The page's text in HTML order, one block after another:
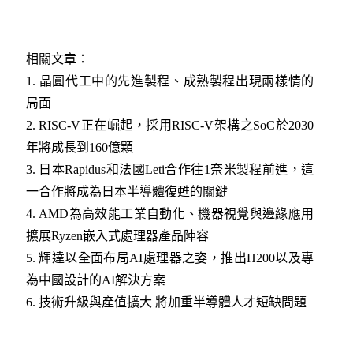
相關文章：
1. 晶圓代工中的先進製程、成熟製程出現兩樣情的
局面
2.RISC-V正在崛起，採用RISC-V架構之SoC於2030
年將成長到160億顆
3. 日本Rapidus和法國Leti合作往1奈米製程前進，這
一合作將成為日本半導體復甦的關鍵
4. AMD為高效能工業自動化、機器視覺與邊緣應用
擴展Ryzen嵌入式處理器產品陣容
5.輝達以全面布局AI處理器之姿，推出H200以及專
為中國設計的AI解決方案
6. 技術升級與產值擴大 將加重半導體人才短缺問題